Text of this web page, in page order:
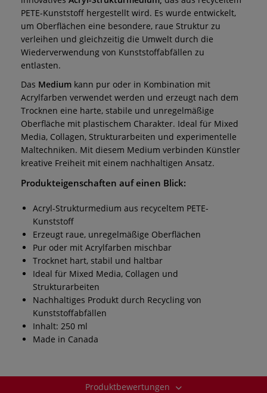
PETE-Kunststoff hergestellt wird. Es wurde entwickelt,
um Oberflächen eine besondere, raue Struktur zu
verleihen und gleichzeitig die Umwelt durch die
Wiederverwendung von Kunststoffabfällen zu
entlasten.
Das Medium kann pur oder in Kombination mit
Acrylfarben verwendet werden und erzeugt nach dem
Trocknen eine harte, stabile und unregelmäßige
Oberfläche mit plastischem Charakter. Ideal für Mixed
Media, Collagen, Strukturarbeiten und experimentelle
Maltechniken. Mit diesem Medium verbinden Künstler
kreative Freiheit mit einem nachhaltigen Ansatz.
Produkteigenschaften auf einen Blick:
Acryl-Strukturmedium aus recyceltem PETE-
Kunststoff
Erzeugt raue, unregelmäßige Oberflächen
Pur oder mit Acrylfarben mischbar
Trocknet hart, stabil und haltbar
Ideal für Mixed Media, Collagen und
Strukturarbeiten
Nachhaltiges Produkt durch Recycling von
Kunststoffabfällen
Inhalt: 250 ml
Made in Canada
Produktbewertungen